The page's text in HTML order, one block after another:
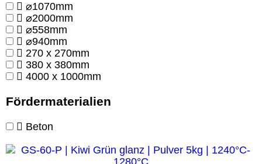
⌀1070mm
⌀2000mm
⌀558mm
⌀940mm
270 x 270mm
380 x 380mm
4000 x 1000mm
Fördermaterialien
Beton